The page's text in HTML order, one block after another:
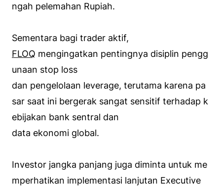
ngah pelemahan Rupiah.
Sementara bagi trader aktif,
FLOQ mengingatkan pentingnya disiplin pengg
unaan stop loss
dan pengelolaan leverage, terutama karena pa
sar saat ini bergerak sangat sensitif terhadap k
ebijakan bank sentral dan
data ekonomi global.
Investor jangka panjang juga diminta untuk me
mperhatikan implementasi lanjutan Executive